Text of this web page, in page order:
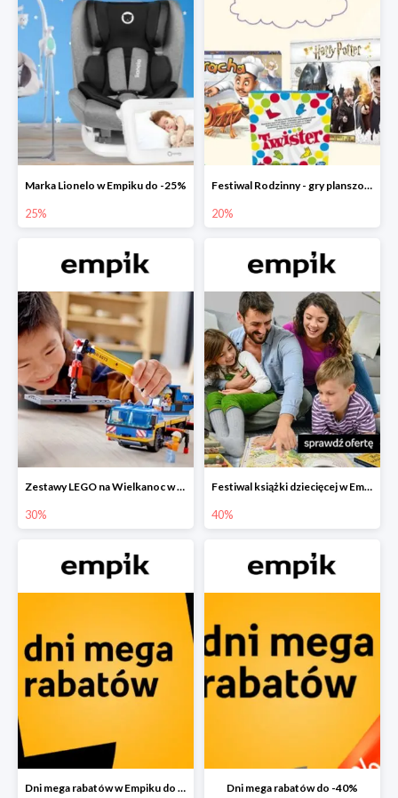
Marka Lionelo w Empiku do -25%
25%
Festiwal Rodzinny - gry planszowe w Empiku do -20%
20%
Zestawy LEGO na Wielkanoc w Empiku do -30%
30%
Festiwal książki dziecięcej w Empiku do -40%
40%
Dni mega rabatów w Empiku do -40% Dni mega rabatów do -40%